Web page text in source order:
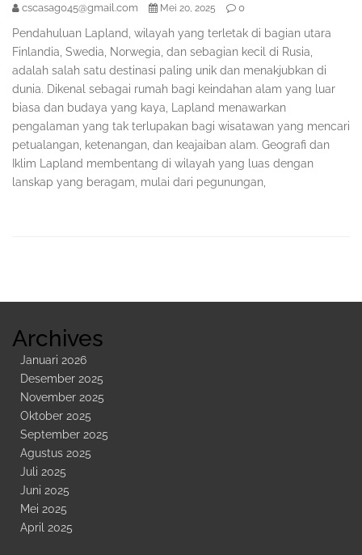
cscasag045@gmail.com Mei 20, 2025 0
Pendahuluan Lapland, wilayah yang terletak di bagian utara
Finlandia, Swedia, Norwegia, dan sebagian kecil di Rusia,
adalah salah satu destinasi paling unik dan menakjubkan di
dunia. Dikenal sebagai rumah bagi keindahan alam yang luar
biasa dan budaya yang kaya, Lapland menawarkan
pengalaman yang tak terlupakan bagi wisatawan yang mencari
petualangan, ketenangan, dan keajaiban alam. Geografi dan
Iklim Lapland membentang di wilayah yang luas dengan
lanskap yang beragam, mulai dari pegunungan,
Archives
Januari 2026
Desember 2025
November 2025
Oktober 2025
September 2025
Agustus 2025
Juli 2025
Juni 2025
Mei 2025
April 2025